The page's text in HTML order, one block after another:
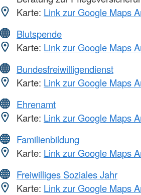
Karte: Link zur Google Maps
Blutspende
Karte: Link zur Google Maps
Bundesfreiwilligendienst
Karte: Link zur Google Maps
Ehrenamt
Karte: Link zur Google Maps
Familienbildung
Karte: Link zur Google Maps
Freiwilliges Soziales Jahr
Karte: Link zur Google Maps